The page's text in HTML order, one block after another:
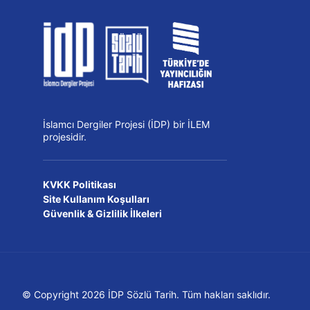
İslamcı Dergiler Projesi (İDP) bir İLEM
projesidir.
KVKK Politikası
Site Kullanım Koşulları
Güvenlik & Gizlilik İlkeleri
© Copyright 2026 İDP Sözlü Tarih. Tüm hakları saklıdır.